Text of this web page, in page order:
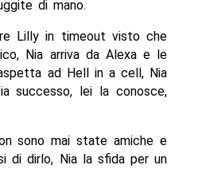
di mano.
Lilly in timeout visto che
Nia arriva da Alexa e le
ad Hell in a cell, Nia
successo, lei la conosce,
sono mai state amiche e
di dirlo, Nia la sfida per un